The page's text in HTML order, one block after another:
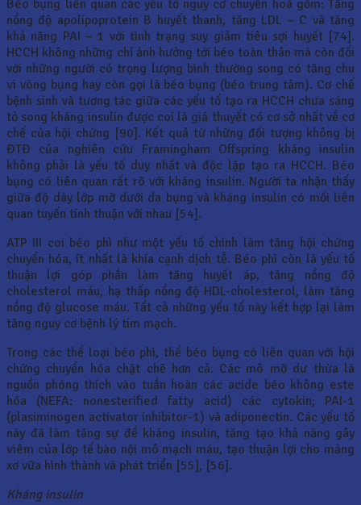
Béo bụng liên quan các yếu tố nguy cơ chuyển hoá gồm: Tăng
nồng độ apolipoprotein B huyết thanh, tăng LDL – C và tăng
khả năng PAI – 1 với tình trạng suy giảm tiêu sợi huyết [74].
HCCH không những chỉ ảnh hưởng tới béo toàn thân mà còn đối
với những người có trọng lượng bình thường song có tăng chu
vi vòng bụng hay còn gọi là béo bụng (béo trung tâm). Cơ chế
bệnh sinh và tương tác giữa các yếu tố tạo ra HCCH chưa sáng
tỏ song kháng insulin được coi là giả thuyết có cơ sở nhất về cơ
chế của hội chứng [90]. Kết quả từ những đối tượng không bị
ĐTĐ của nghiên cứu Framingham Offspring kháng insulin
không phải là yếu tố duy nhất và độc lập tạo ra HCCH. Béo
bụng có liên quan rất rõ với kháng insulin. Người ta nhận thấy
giữa độ dày lớp mỡ dưới da bụng và kháng insulin có mối liên
quan tuyến tính thuận với nhau [54].
ATP III coi béo phì như một yếu tố chính làm tăng hội chứng
chuyển hóa, ít nhất là khía cạnh dịch tễ. Béo phì còn là yếu tố
thuận lợi góp phần làm tăng huyết áp, tăng nồng độ
cholesterol máu, hạ thấp nồng độ HDL-cholesterol, làm tăng
nồng độ glucose máu. Tất cả những yếu tố này kết hợp lại làm
tăng nguy cơ bệnh lý tim mạch.
Trong các thể loại béo phì, thể béo bụng có liên quan với hội
chứng chuyển hóa chặt chẽ hơn cả. Các mô mỡ dư thừa là
nguồn phóng thích vào tuần hoàn các acide béo không este
hóa (NEFA: nonesterified fatty acid) các cytokin; PAI-1
(plasiminogen activator inhibitor-1) và adiponectin. Các yếu tố
này đã làm tăng sự đề kháng insulin, tăng tạo khả năng gây
viêm của lớp tế bào nội mô mạch máu, tạo thuận lợi cho mảng
xơ vữa hình thành và phát triển [55], [56].
Kháng insulin